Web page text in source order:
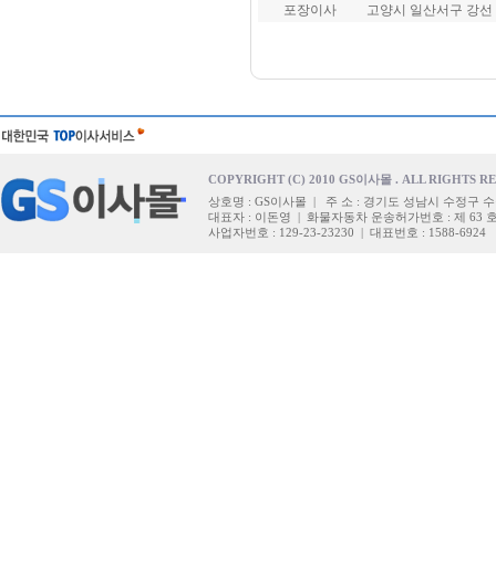
포장이사 고양시 일산서구 강선
COPYRIGHT (C) 2010 GS이사몰 . ALL RIGHTS
상호명 : GS이사몰 | 주 소 : 경기도 성남시 수정구
대표자 : 이돈영 | 화물자동차 운송허가번호 : 제 63
사업자번호 : 129-23-23230 | 대표번호 : 1588-6924